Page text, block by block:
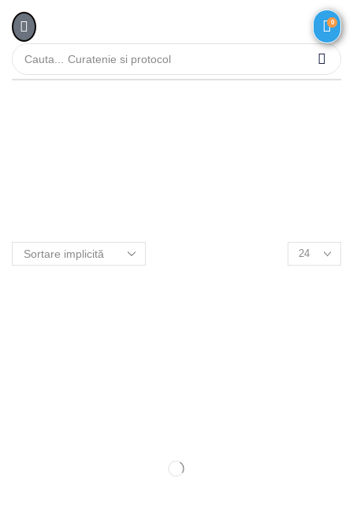
Cauta... Curatenie si protocol
0